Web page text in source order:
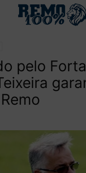
pelo